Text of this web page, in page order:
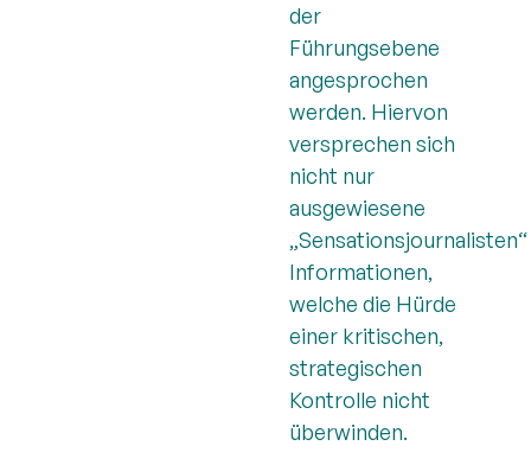
der
Führungsebene
angesprochen
werden. Hiervon
versprechen sich
nicht nur
ausgewiesene
„Sensationsjournalisten“
Informationen,
welche die Hürde
einer kritischen,
strategischen
Kontrolle nicht
überwinden.